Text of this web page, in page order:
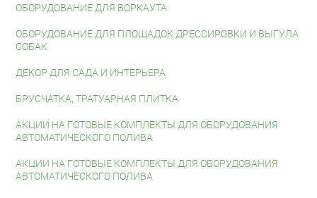
ОБОРУДОВАНИЕ ДЛЯ ВОРКАУТА
ОБОРУДОВАНИЕ ДЛЯ ПЛОЩАДОК ДРЕССИРОВКИ И ВЫГУЛА
СОБАК
ДЕКОР ДЛЯ САДА И ИНТЕРЬЕРА
БРУСЧАТКА, ТРАТУАРНАЯ ПЛИТКА
АКЦИИ НА ГОТОВЫЕ КОМПЛЕКТЫ ДЛЯ ОБОРУДОВАНИЯ
АВТОМАТИЧЕСКОГО ПОЛИВА
АКЦИИ НА ГОТОВЫЕ КОМПЛЕКТЫ ДЛЯ ОБОРУДОВАНИЯ
АВТОМАТИЧЕСКОГО ПОЛИВА